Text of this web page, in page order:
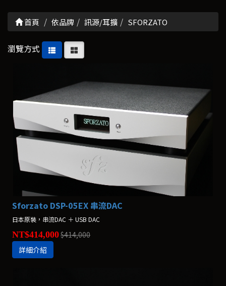
首頁 依品牌 訊源/耳擴 SFORZATO
瀏覽方式
Sforzato DSP-05EX 串流DAC
日本原裝，串流DAC ＋ USB DAC
NT$414,000$414,000
詳細介紹